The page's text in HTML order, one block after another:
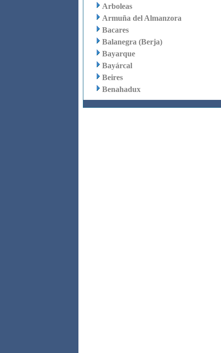
Arboleas
Armuña del Almanzora
Bacares
Balanegra (Berja)
Bayarque
Bayárcal
Beires
Benahadux